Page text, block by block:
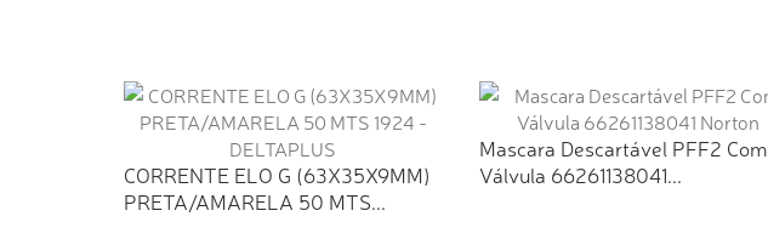
CORRENTE ELO G (63X35X9MM)
PRETA/AMARELA 50 MTS...
Mascara Descartável PFF2 Com
Válvula 66261138041...